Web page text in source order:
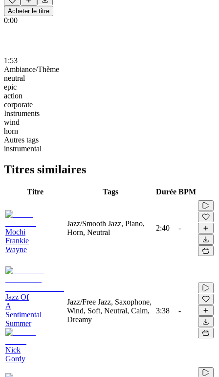
Acheter le titre
0:00
1:53
Ambiance/Thème
neutral
epic
action
corporate
Instruments
wind
horn
Autres tags
instrumental
Titres similaires
Titre Tags Durée BPM
Mochi
Frankie
Wayne
Jazz/Smooth Jazz, Piano,
Horn, Neutral
2:40 -
Jazz Of
A
Sentimental
Summer
Nick
Gordy
Jazz/Free Jazz, Saxophone,
Wind, Soft, Neutral, Calm,
Dreamy
3:38 -